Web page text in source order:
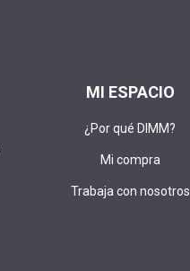
MI ESPACIO
¿Por qué DIMM?
Mi compra
Trabaja con nosotros